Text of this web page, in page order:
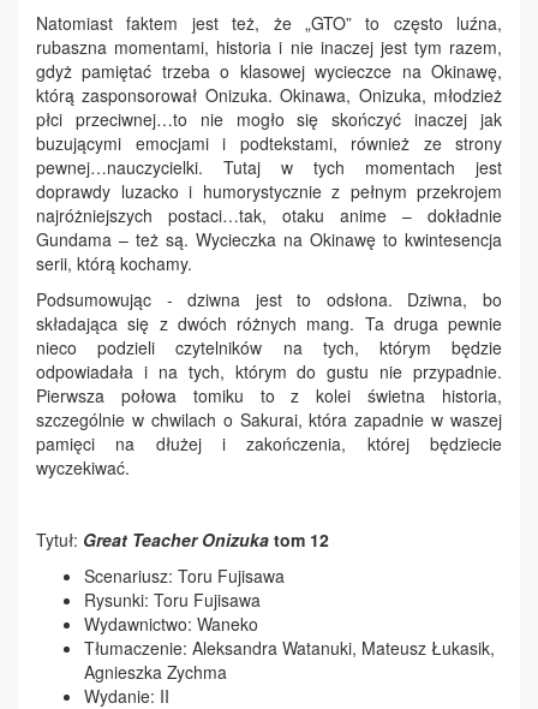
Natomiast faktem jest też, że „GTO” to często luźna,
rubaszna momentami, historia i nie inaczej jest tym razem,
gdyż pamiętać trzeba o klasowej wycieczce na Okinawę,
którą zasponsorował Onizuka. Okinawa, Onizuka, młodzież
płci przeciwnej…to nie mogło się skończyć inaczej jak
buzującymi emocjami i podtekstami, również ze strony
pewnej…nauczycielki. Tutaj w tych momentach jest
doprawdy luzacko i humorystycznie z pełnym przekrojem
najróżniejszych postaci…tak, otaku anime – dokładnie
Gundama – też są. Wycieczka na Okinawę to kwintesencja
serii, którą kochamy.
Podsumowując - dziwna jest to odsłona. Dziwna, bo
składająca się z dwóch różnych mang. Ta druga pewnie
nieco podzieli czytelników na tych, którym będzie
odpowiadała i na tych, którym do gustu nie przypadnie.
Pierwsza połowa tomiku to z kolei świetna historia,
szczególnie w chwilach o Sakurai, która zapadnie w waszej
pamięci na dłużej i zakończenia, której będziecie
wyczekiwać.
Tytuł: Great Teacher Onizuka tom 12
Scenariusz: Toru Fujisawa
Rysunki: Toru Fujisawa
Wydawnictwo: Waneko
Tłumaczenie: Aleksandra Watanuki, Mateusz Łukasik,
Agnieszka Zychma
Wydanie: II